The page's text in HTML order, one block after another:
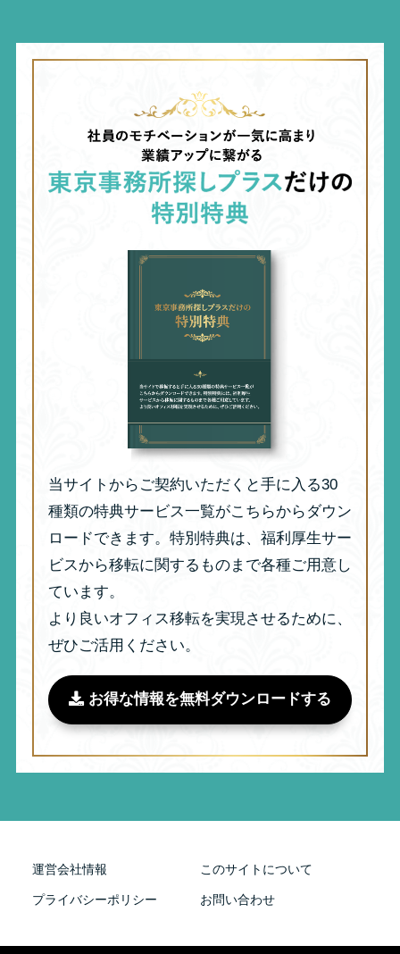
当サイトからご契約いただくと手に入る30
種類の特典サービス一覧がこちらからダウン
ロードできます。特別特典は、福利厚生サー
ビスから移転に関するものまで各種ご用意し
ています。
より良いオフィス移転を実現させるために、
ぜひご活用ください。
お得な情報を無料ダウンロードする
運営会社情報 このサイトについて
プライバシーポリシー お問い合わせ